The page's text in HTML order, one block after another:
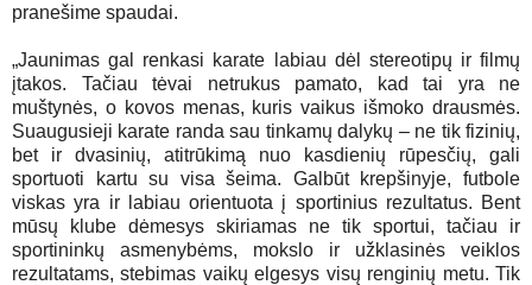
pranešime spaudai.
„Jaunimas gal renkasi karate labiau dėl stereotipų ir filmų
įtakos. Tačiau tėvai netrukus pamato, kad tai yra ne
muštynės, o kovos menas, kuris vaikus išmoko drausmės.
Suaugusieji karate randa sau tinkamų dalykų – ne tik fizinių,
bet ir dvasinių, atitrūkimą nuo kasdienių rūpesčių, gali
sportuoti kartu su visa šeima. Galbūt krepšinyje, futbole
viskas yra ir labiau orientuota į sportinius rezultatus. Bent
mūsų klube dėmesys skiriamas ne tik sportui, tačiau ir
sportininkų asmenybėms, mokslo ir užklasinės veiklos
rezultatams, stebimas vaikų elgesys visų renginių metu. Tik